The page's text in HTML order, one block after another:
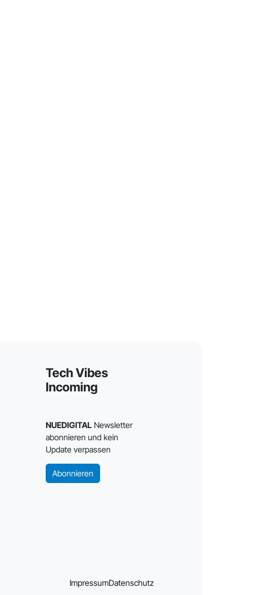
Tech Vibes
Incoming
NUEDIGITALNewsletter
abonnieren und kein
Update verpassen
Abonnieren
ImpressumDatenschutz